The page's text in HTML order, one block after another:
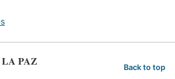
LA PAZ Back to top